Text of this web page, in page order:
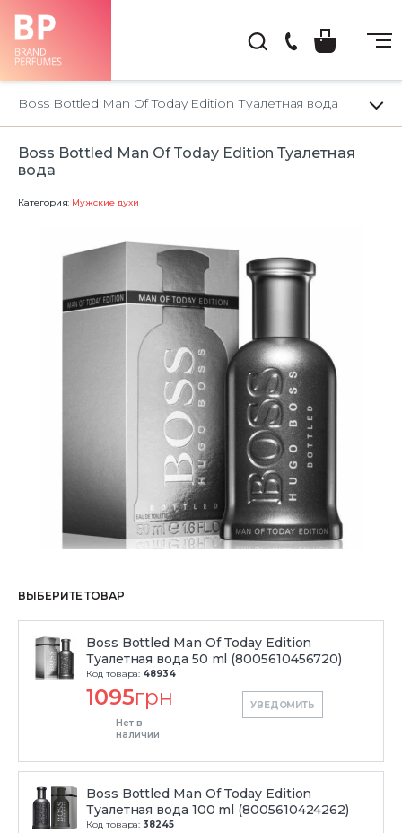
Boss Bottled Man Of Today Edition Туалетная вода
Boss Bottled Man Of Today Edition Туалетная
вода
Категория: Мужские духи
ВЫБЕРИТЕ ТОВАР
Boss Bottled Man Of Today Edition
Туалетная вода 50 ml (8005610456720)
Код товара: 48934
1095грн
Нет в
наличии
УВЕДОМИТЬ
Boss Bottled Man Of Today Edition
Туалетная вода 100 ml (8005610424262)
Код товара: 38245